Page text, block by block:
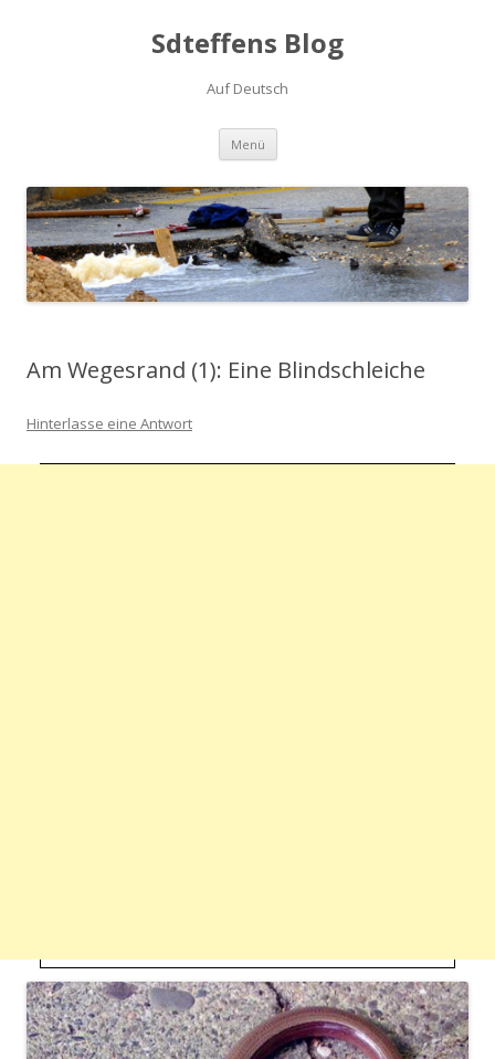
Sdteffens Blog
Auf Deutsch
Menü Zum Inhalt springen
Am Wegesrand (1): Eine Blindschleiche
Hinterlasse eine Antwort